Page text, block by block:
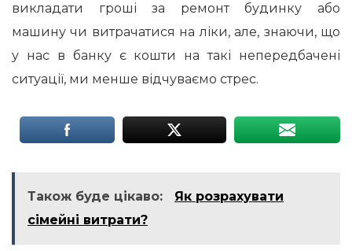
викладати гроші за ремонт будинку або
машину чи витрачатися на ліки, але, знаючи, що
у нас в банку є кошти на такі непередбачені
ситуації, ми менше відчуваємо стрес.
Також буде цікаво:
Як розрахувати
сімейні витрати?